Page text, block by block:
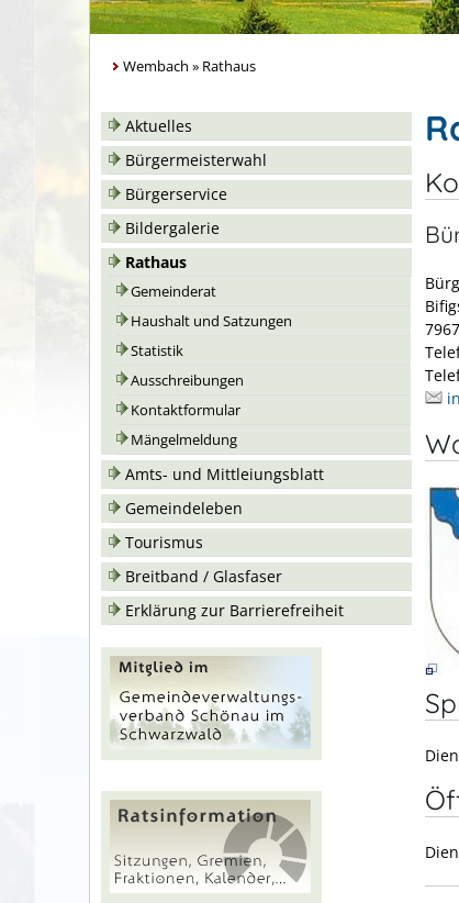
Wembach » Rathaus
Aktuelles
Bürgermeisterwahl
Bürgerservice
Bildergalerie
Rathaus
Gemeinderat
Haushalt und Satzungen
Statistik
Ausschreibungen
Kontaktformular
Mängelmeldung
Amts- und Mittleiungsblatt
Gemeindeleben
Tourismus
Breitband / Glasfaser
Erklärung zur Barrierefreiheit